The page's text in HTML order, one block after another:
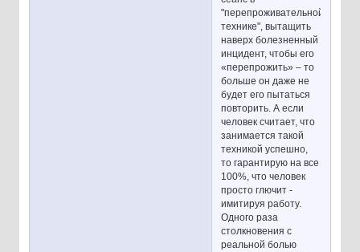
"перепроживательной
технике", вытащить
наверх болезненный
инцидент, чтобы его
«перепрожить» – то
больше он даже не
будет его пытаться
повторить. А если
человек считает, что
занимается такой
техникой успешно,
то гарантирую на все
100%, что человек
просто глючит -
имитируя работу.
Одного раза
столкновения с
реальной болью